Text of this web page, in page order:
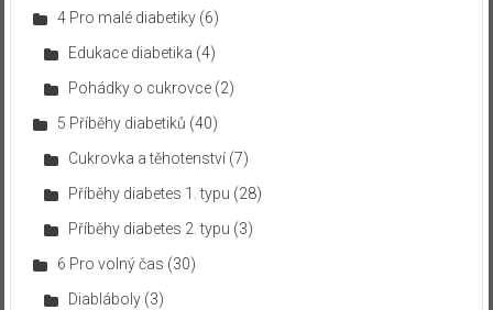
4 Pro malé diabetiky(6)
Edukace diabetika (4)
Pohádky o cukrovce(2)
5 Příběhy diabetiků (40)
Cukrovka a těhotenství(7)
Příběhy diabetes 1. typu (28)
Příběhy diabetes 2. typu (3)
6 Pro volný čas (30)
Diabláboly(3)